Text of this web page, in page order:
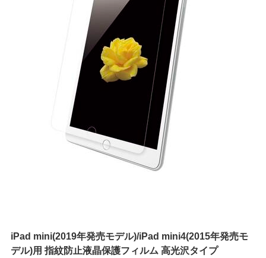
iPad mini(2019年発売モデル)/iPad mini4(2015年発売モ
デル)用 指紋防止液晶保護フィルム 高光沢タイプ